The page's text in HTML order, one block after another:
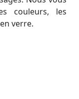
couleurs, les
verre.